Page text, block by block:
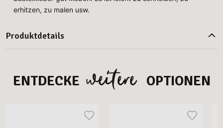
erhitzen, zu malen usw.
Produktdetails
ENTDECKE weitere OPTIONEN